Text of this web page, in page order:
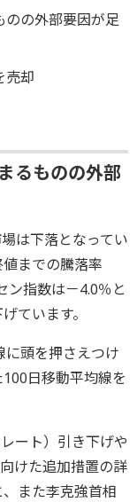
の外部要因が足
売却
るものの外部
は下落となってい
までの騰落率
ン指数は－4.0％と
ています。
頭を押さえつけ
日移動平均線を
ート）引き下げや
けた追加措置の詳
また李克強首相